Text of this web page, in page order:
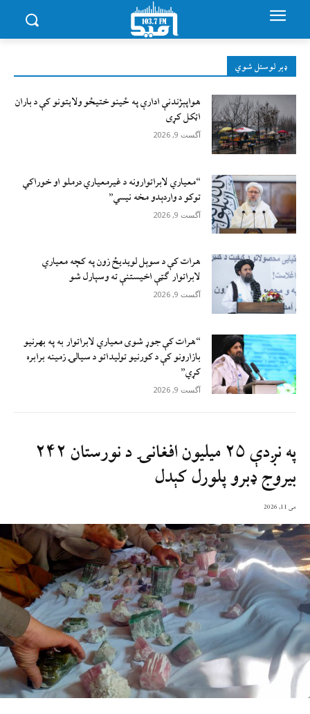
ډېر لوستل شوي
هواپېژندنې ادارې په ځینو ختیځو ولایتونو کې د باران
اټکل کړی
آگست 9, 2026
“معیاري لابراتوارونه د غیرمعیاري درملو او خوراکي
توکو د واردېدو مخه نیسي”
آگست 9, 2026
هرات کې د سوېل ‌لویدیځ زون په کچه معیاري
لابراتوار ګټې اخیستنې ته وسپارل شو
آگست 9, 2026
“هرات کې جوړ شوی معیاري لابراتوار به په بهرنیو
بازارونو کې د کورنیو تولیداتو د سیالۍ زمینه برابره
کړي”
آگست 9, 2026
په نږدې ۲۵ میلیون افغانۍ د نورستان ۲۴۲
بیروج ډبرو پلورل کېدل
می 11, 2026